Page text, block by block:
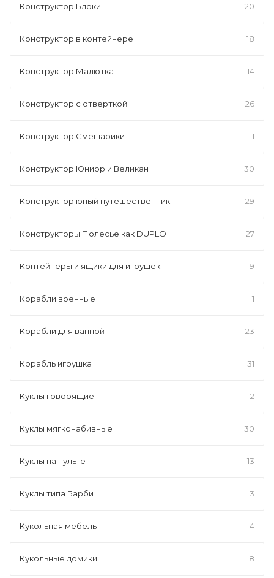
Конструктор Блоки 20
Конструктор в контейнере 18
Конструктор Малютка 14
Конструктор с отверткой 26
Конструктор Смешарики 11
Конструктор Юниор и Великан 30
Конструктор юный путешественник 29
Конструкторы Полесье как DUPLO 27
Контейнеры и ящики для игрушек 9
Корабли военные 1
Корабли для ванной 23
Корабль игрушка 31
Куклы говорящие 2
Куклы мягконабивные 30
Куклы на пульте 13
Куклы типа Барби 3
Кукольная мебель 4
Кукольные домики 8